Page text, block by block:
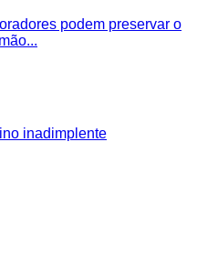
podem preservar o